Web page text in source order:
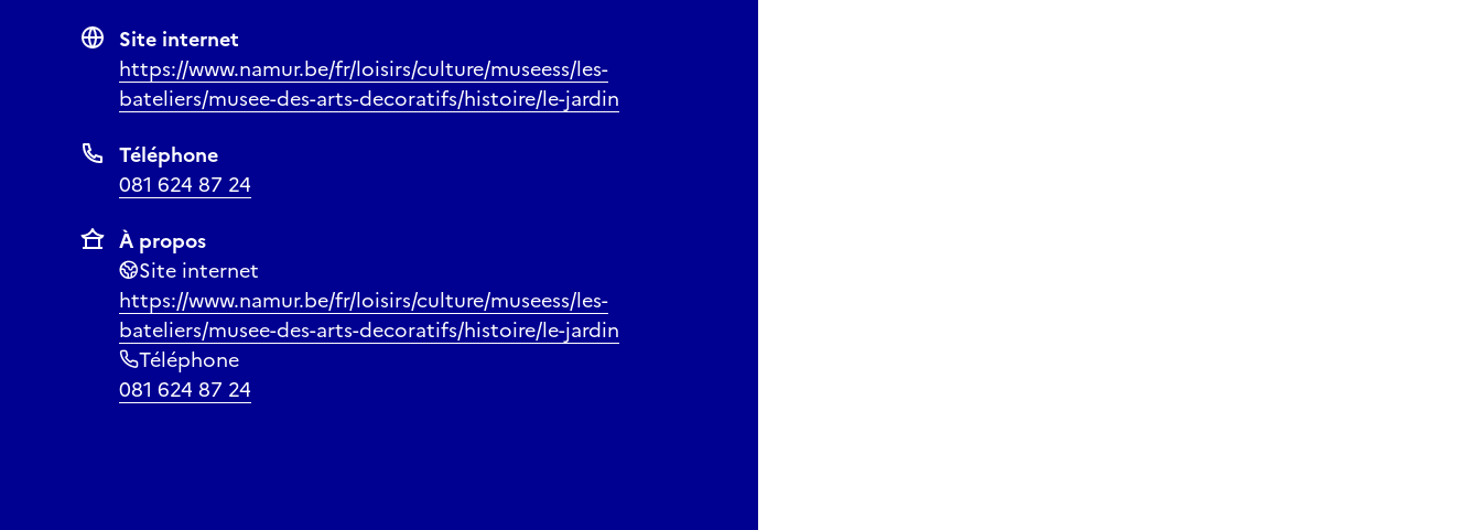
Site internet
https://www.namur.be/fr/loisirs/culture/museess/les-
bateliers/musee-des-arts-decoratifs/histoire/le-jardin
Téléphone
081 624 87 24
À propos
Site internet
https://www.namur.be/fr/loisirs/culture/museess/les-
bateliers/musee-des-arts-decoratifs/histoire/le-jardin
Téléphone
081 624 87 24